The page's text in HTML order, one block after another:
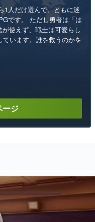
1人だけ選んで、ともに迷
です。 ただし勇者は「は
使えず、戦士は可愛らし
います。誰を救うのかを
ージ